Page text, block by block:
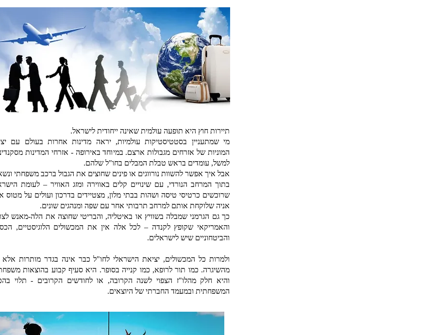
תיירות חוץ היא תופעה עולמית שאינה ייחודית לישראל.
מי שמתעניין בסטטיסטיקות עולמיות, יראה מדינות אחרות בעולם עם
המוניות של אזרחים מגבולות ארצם. במיוחד באירופה - אזרחי המדינות
למשל, עומדים בראש טבלת המבלים בחו"ל שלהם.
אבל איך אפשר להשוות נורווגים או פינים שחוצים את הגבול ברכב משפחתי
בתוך המרחב הנורדי, עם שינויים קלים באווירה ומזג האוויר – לעומת
שרוכשים כרטיסי טיסה ושהות בבתי מלון, מצטיידים בדרכון ועולים על מטוס
אניה שלוקחת אותם למרחב תרבותי אחר עם שפה ומנהגים שונים.
כך גם הגרמני שמבלה בשוויץ או באיטליה, והבריטי שחוצה את הלה-מאנש
והאמריקאי שקופץ לקנדה – לכל אלה אין את המכשולים הלוגיסטיים,
והביטחוניים שיש לישראלים.
ולמרות כל המכשולים, יציאת הישראלי לחו"ל כבר אינה בגדר מותרות
מהשיגרה. כמו תור לרופא, כמו קנייה בסופר. היא סעיף קבוע בהוצאות
והיא חלק מהלו"ז הצפוי לשנה הקרובה, או לחודשים הקרובים - תלוי
המשפחתית ובמעמד החברתי של היוצאים.